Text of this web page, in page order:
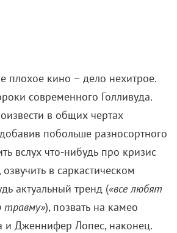
плохое кино – дело нехитрое.
современного Голливуда.
в общих чертах
побольше разносортного
вслух что-нибудь про кризис
в саркастическом
актуальный тренд («все любят
травму»), позвать на камео
и Дженнифер Лопес, наконец.